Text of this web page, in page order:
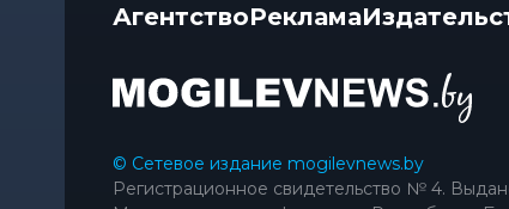
АгентствоРеклама
© Сетевое издание mogilevnews.by
Регистрационное свидетельство № 4.